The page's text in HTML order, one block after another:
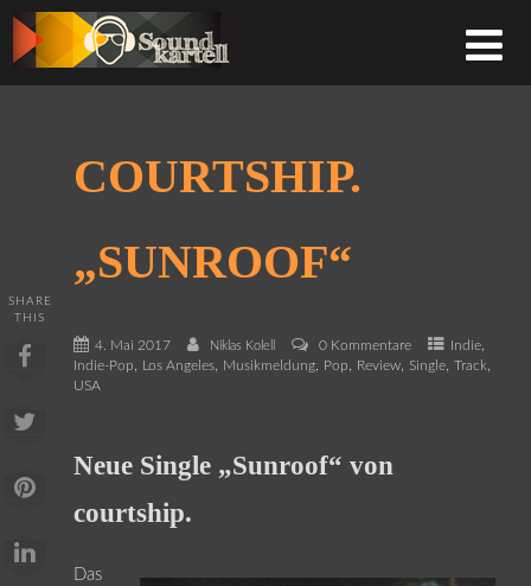
COURTSHIP.
„SUNROOF“
4. Mai 2017 Niklas Kolell 0 Kommentare Indie,
Indie-Pop, Los Angeles, Musikmeldung, Pop, Review, Single, Track,
USA
SHARE
THIS
Neue Single „Sunroof“ von
courtship.
Das